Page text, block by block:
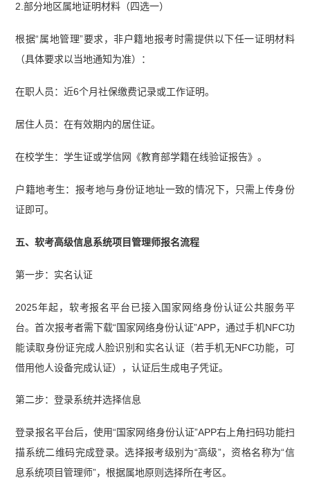
2.部分地区属地证明材料（四选一）
根据“属地管理”要求，非户籍地报考时需提供以下任一证明材料
（具体要求以当地通知为准）：
在职人员：近6个月社保缴费记录或工作证明。
居住人员：在有效期内的居住证。
在校学生：学生证或学信网《教育部学籍在线验证报告》。
户籍地考生：报考地与身份证地址一致的情况下，只需上传身份
证即可。
五、软考高级信息系统项目管理师报名流程
第一步：实名认证
2025年起，软考报名平台已接入国家网络身份认证公共服务平
台。首次报考者需下载“国家网络身份认证”APP，通过手机NFC功
能读取身份证完成人脸识别和实名认证（若手机无NFC功能，可
借用他人设备完成认证），认证后生成电子凭证。
第二步：登录系统并选择信息
登录报名平台后，使用“国家网络身份认证”APP右上角扫码功能扫
描系统二维码完成登录。选择报考级别为“高级”，资格名称为“信
息系统项目管理师”，根据属地原则选择所在考区。